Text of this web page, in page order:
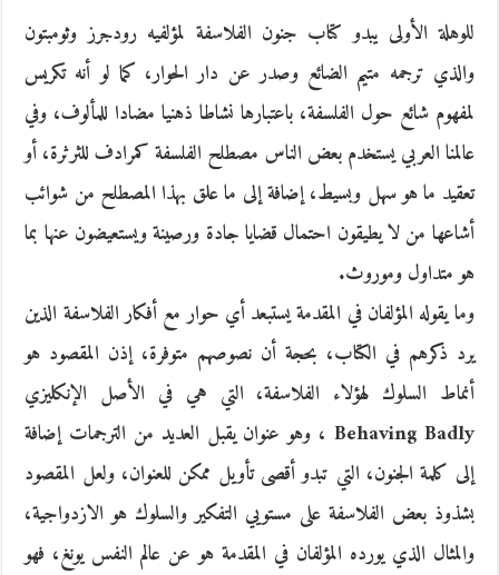
للوهلة الأولى يبدو كتاب جنون الفلاسفة لمؤلفيه رودجرز وثومبتون
والذي ترجمه متيم الضائع وصدر عن دار الحوار، كما لو أنه تكريس
لمفهوم شائع حول الفلسفة، باعتبارها نشاطا ذهنيا مضادا للمألوف، وفي
عالمنا العربي يستخدم بعض الناس مصطلح الفلسفة كمرادف للثرثرة، أو
تعقيد ما هو سهل وبسيط، إضافة إلى ما علق بهذا المصطلح من شوائب
أشاعها من لا يطيقون احتمال قضايا جادة ورصينة ويستعيضون عنها بما
هو متداول وموروث.
وما يقوله المؤلفان في المقدمة يستبعد أي حوار مع أفكار الفلاسفة الذين
يرد ذكرهم في الكتاب، بحجة أن نصوصهم متوفرة، إذن المقصود هو
أنماط السلوك لهؤلاء الفلاسفة، التي هي في الأصل الإنكليزي
Behaving Badly ، وهو عنوان يقبل العديد من الترجمات إضافة
إلى كلمة الجنون، التي تبدو أقصى تأويل ممكن للعنوان، ولعل المقصود
بشذوذ بعض الفلاسفة على مستويي التفكير والسلوك هو الازدواجية،
والمثال الذي يورده المؤلفان في المقدمة هو عن عالم النفس يونغ، فهو